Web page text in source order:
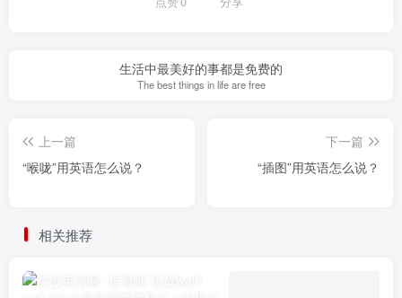
生活中最美好的事都是免费的
The best things in life are free
上一篇
“喉咙”用英语怎么说？
下一篇
“插图”用英语怎么说？
相关推荐